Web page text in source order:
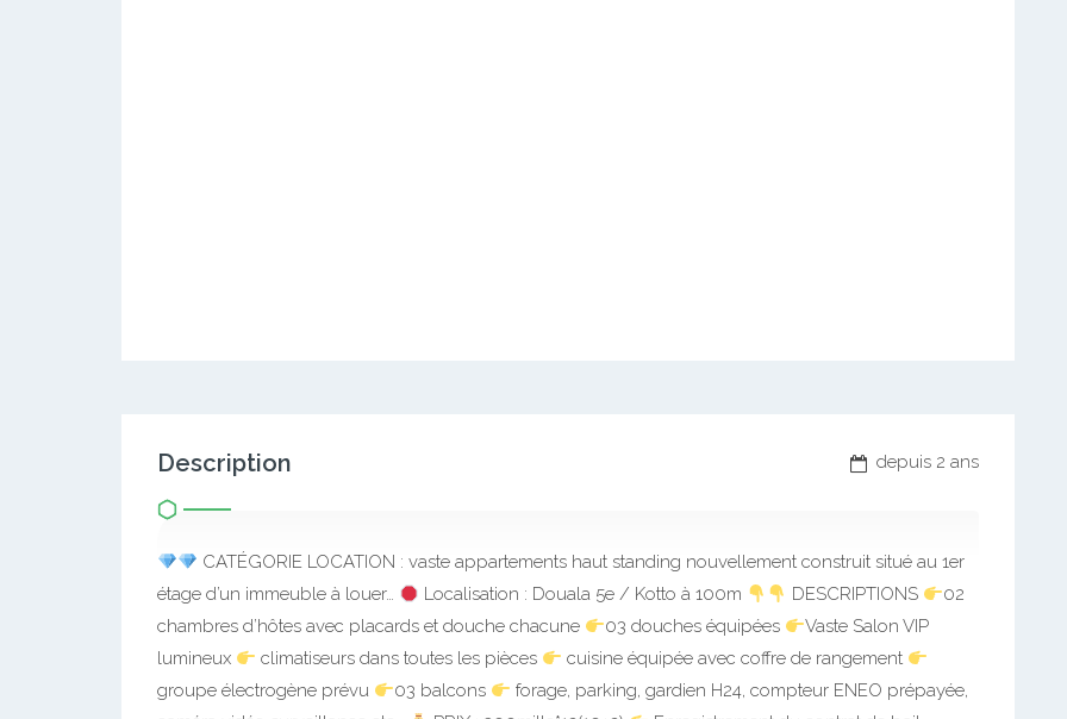
depuis 2 ans
Description
CATÉGORIE LOCATION : vaste appartements haut standing nouvellement construit situé au 1er
étage d’un immeuble à louer…
Localisation : Douala 5e / Kotto à 100m DESCRIPTIONS
02
chambres d’hôtes avec placards et douche chacune
03 douches équipées
Vaste Salon VIP
lumineux
climatiseurs dans toutes les pièces
cuisine équipée avec coffre de rangement
groupe électrogène prévu
03 balcons
forage, parking, gardien H24, compteur ENEO prépayée,